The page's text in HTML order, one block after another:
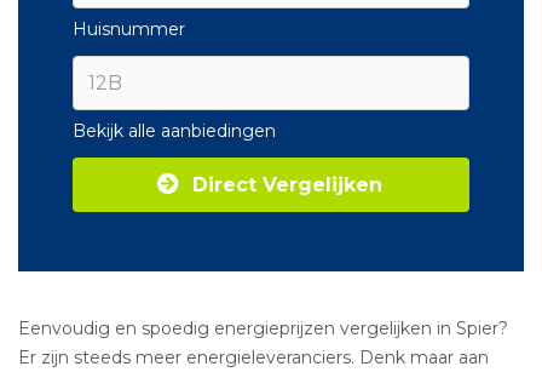
Huisnummer
Bekijk alle aanbiedingen
Direct Vergelijken
Eenvoudig en spoedig energieprijzen vergelijken in Spier?
Er zijn steeds meer energieleveranciers. Denk maar aan